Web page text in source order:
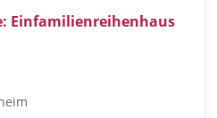
Einfamilienreihenhaus